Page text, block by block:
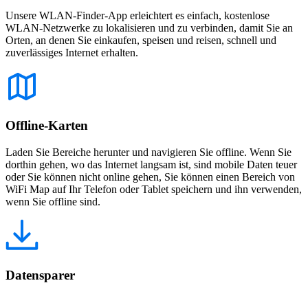
Unsere WLAN-Finder-App erleichtert es einfach, kostenlose
WLAN-Netzwerke zu lokalisieren und zu verbinden, damit Sie an
Orten, an denen Sie einkaufen, speisen und reisen, schnell und
zuverlässiges Internet erhalten.
Offline-Karten
Laden Sie Bereiche herunter und navigieren Sie offline. Wenn Sie
dorthin gehen, wo das Internet langsam ist, sind mobile Daten teuer
oder Sie können nicht online gehen, Sie können einen Bereich von
WiFi Map auf Ihr Telefon oder Tablet speichern und ihn verwenden,
wenn Sie offline sind.
Datensparer